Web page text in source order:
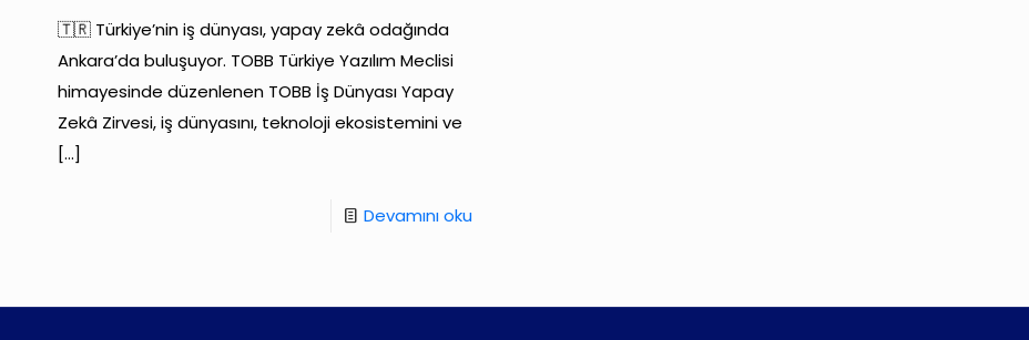
🇹🇷 Türkiye’nin iş dünyası, yapay zekâ odağında
Ankara’da buluşuyor. TOBB Türkiye Yazılım Meclisi
himayesinde düzenlenen TOBB İş Dünyası Yapay
Zekâ Zirvesi, iş dünyasını, teknoloji ekosistemini ve
[…]
Devamını oku